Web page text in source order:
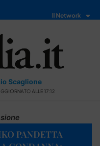
Il Network
Scaglione
ALLE 17:12
PANDETTA